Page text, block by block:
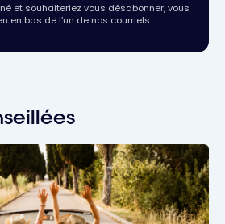
et souhaiteriez vous désabonner, vous
en bas de l’un de nos courriels.